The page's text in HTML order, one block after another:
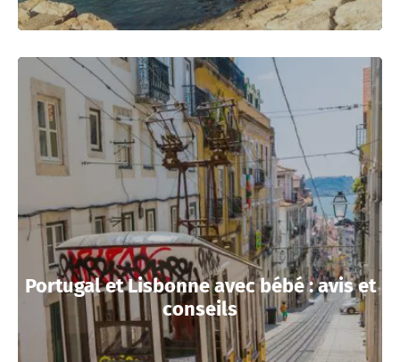
Portugal et Lisbonne avec bébé : avis et
conseils